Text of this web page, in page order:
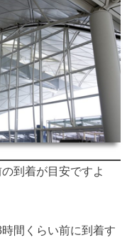
到着が目安ですよ
間くらい前に到着す